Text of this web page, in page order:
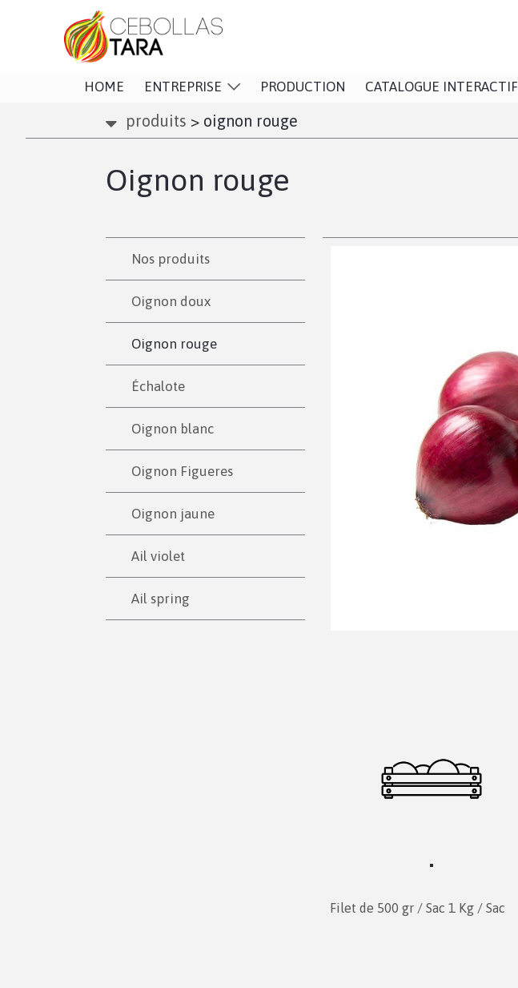
HOME ENTREPRISE PRODUCTION CATALOGUE INTERACTIF
produits > oignon rouge
Oignon rouge
Nos produits
Oignon doux
Oignon rouge
Échalote
Oignon blanc
Oignon Figueres
Oignon jaune
Ail violet
Ail spring
Filet de 500 gr / Sac 1 Kg / Sac